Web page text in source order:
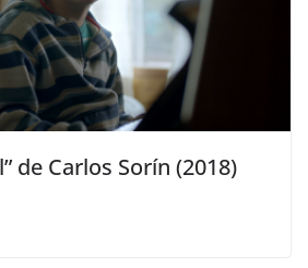
de Carlos Sorín (2018)